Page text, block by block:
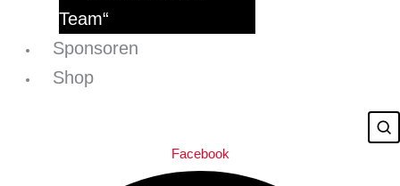
Team“
Sponsoren
Shop
Facebook